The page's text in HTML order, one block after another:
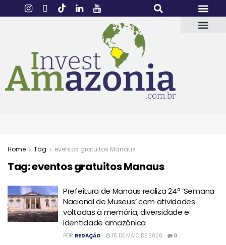
Home Tag eventos gratuitos Manaus
Tag:eventos gratuitos Manaus
Prefeitura de Manaus realiza 24ª ‘Semana
Nacional de Museus’ com atividades
voltadas à memória, diversidade e
identidade amazônica
POR REDAÇÃO 15 DE MAIO DE 2026 0